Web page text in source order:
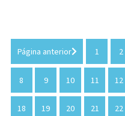
Página anterior 1 2
8 9 10 11 12
18 19 20 21 22